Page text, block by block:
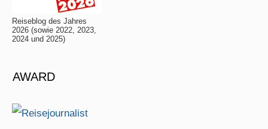
Reiseblog des Jahres
2026 (sowie 2022, 2023,
2024 und 2025)
AWARD